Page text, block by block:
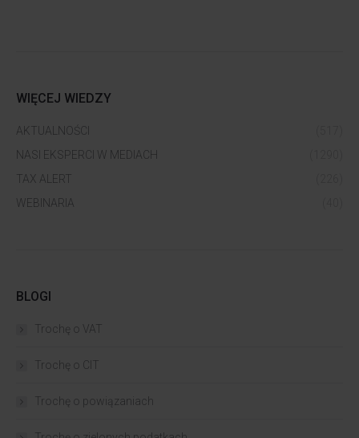
WIĘCEJ WIEDZY
AKTUALNOŚCI
NASI EKSPERCI W MEDIACH
TAX ALERT
WEBINARIA
BLOGI
Trochę o VAT
Trochę o CIT
Trochę o powiązaniach​